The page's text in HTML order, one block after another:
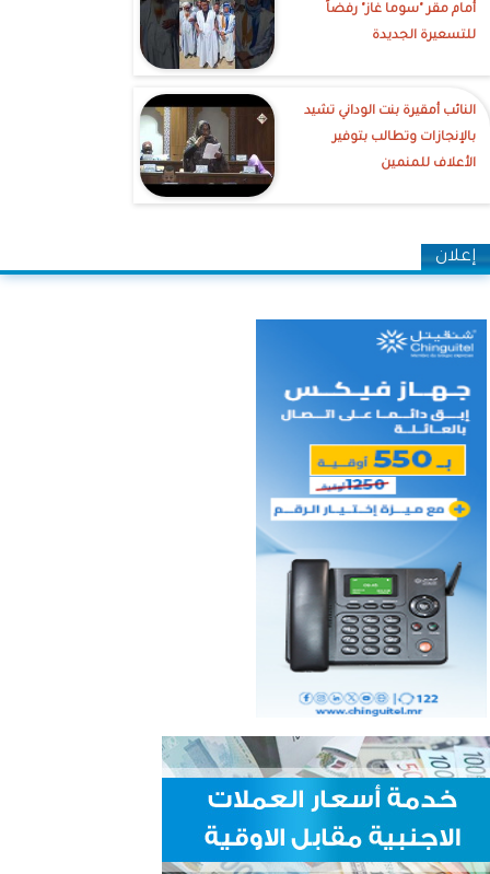
أمام مقر "سوما غاز" رفضاً
للتسعيرة الجديدة
النائب أمقيرة بنت الوداني تشيد
بالإنجازات وتطالب بتوفير
الأعلاف للمنمين
إعلان